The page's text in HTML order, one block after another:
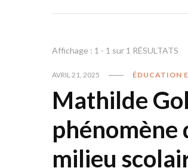
Affichage : 1 - 1 sur 1 RÉSULTATS
AVRIL 21, 2025 ÉDUCATION
Mathilde
phénomène
milieu